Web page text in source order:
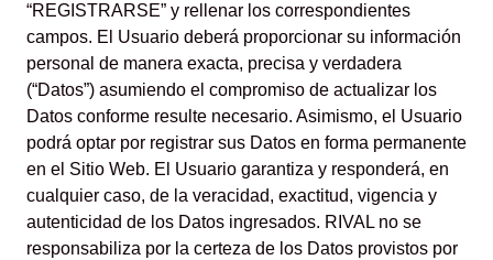
“REGISTRARSE” y rellenar los correspondientes
campos. El Usuario deberá proporcionar su información
personal de manera exacta, precisa y verdadera
(“Datos”) asumiendo el compromiso de actualizar los
Datos conforme resulte necesario. Asimismo, el Usuario
podrá optar por registrar sus Datos en forma permanente
en el Sitio Web. El Usuario garantiza y responderá, en
cualquier caso, de la veracidad, exactitud, vigencia y
autenticidad de los Datos ingresados. RIVAL no se
responsabiliza por la certeza de los Datos provistos por